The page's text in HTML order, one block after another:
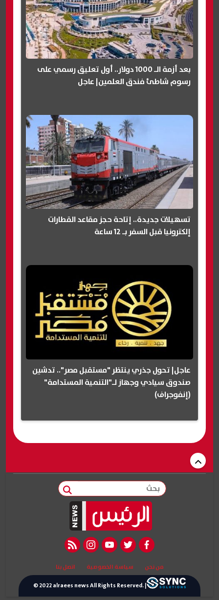
بعد أزمة الـ 1000 دولار.. أول تعليق رسمي على
رسوم شاطئ فندق العلمين| عاجل
تسهيلات جديدة.. إتاحة حجز مقاعد القطارات
إلكترونيا قبل السفر بـ 12 ساعة
عاجل| تحول جذري ينتظر "مستقبل مصر".. تدشين
صندوق سيادي وجهاز لـ"التنمية المستدامة"
(إنفوجراف)
بحث
facebook
twitter
youtube
instagram
rss feed
من نحن سياسة الخصوصية اتصل بنا
© 2022 alraees news All Rights Reserved. |